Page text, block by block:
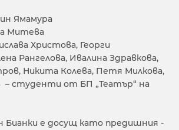
Ямамура
Митева
Христова, Георги
Рангелова, Ивалина Здравкова,
Никита Колева, Петя Милкова,
– студенти от БП „Театър“ на
Бианки е досущ като предишния -